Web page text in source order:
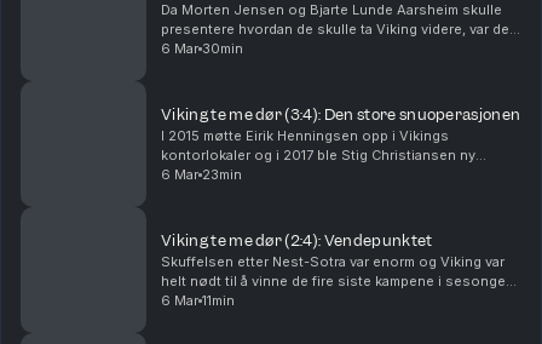
Da Morten Jensen og Bjarte Lunde Aarsheim skulle
presentere hvordan de skulle ta Viking videre, var det
spesielt ett bilde som vakte reaksjoner i styrerommet.
6 Mar 30min
Viking te me dør (3:4): Den store snuoperasjonen
I 2015 møtte Eirik Henningsen opp i Vikings
kontorlokaler og i 2017 ble Stig Christiansen ny
styreleder. Klubben var preget av økonomisk krise,
6 Mar 23min
Viking te me dør (2:4): Vendepunktet
Skuffelsen etter Nest-Sotra var enorm og Viking var
helt nødt til å vinne de fire siste kampene i sesongen
for å sikre et opprykk. De manglet flere av sine beste
6 Mar 11min